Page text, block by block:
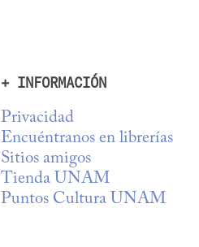
+ INFORMACIÓN
Privacidad
Encuéntranos en librerías
Sitios amigos
Tienda UNAM
Puntos Cultura UNAM